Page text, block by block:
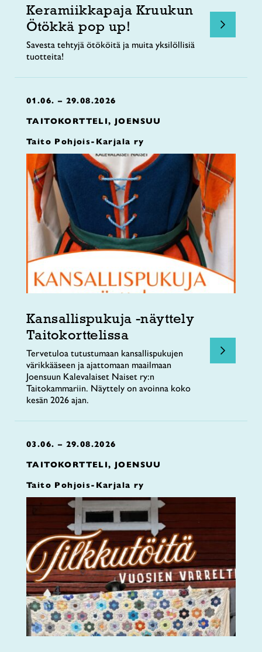
Keramiikkapaja Kruukun
Ötökkä pop up!
Savesta tehtyjä ötököitä ja muita yksilöllisiä
tuotteita!
01.06. – 29.08.2026
TAITOKORTTELI, JOENSUU
Taito Pohjois-Karjala ry
Kansallispukuja -näyttely
Taitokorttelissa
Tervetuloa tutustumaan kansallispukujen
värikkääseen ja ajattomaan maailmaan
Joensuun Kalevalaiset Naiset ry:n
Taitokammariin. Näyttely on avoinna koko
kesän 2026 ajan.
03.06. – 29.08.2026
TAITOKORTTELI, JOENSUU
Taito Pohjois-Karjala ry